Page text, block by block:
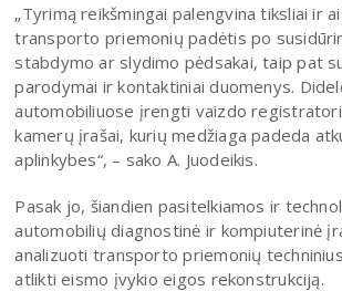
„Tyrimą reikšmingai palengvina tiksliai ir
transporto priemonių padėtis po
stabdymo ar slydimo pėdsakai, taip pat
parodymai ir kontaktiniai duomenys.
automobiliuose įrengti vaizdo
kamerų įrašai, kurių medžiaga padeda
aplinkybes“, – sako A. Juodeikis.
Pasak jo, šiandien pasitelkiamos ir
automobilių diagnostinė ir kompiuterinė
analizuoti transporto priemonių
atlikti eismo įvykio eigos rekonstrukciją.